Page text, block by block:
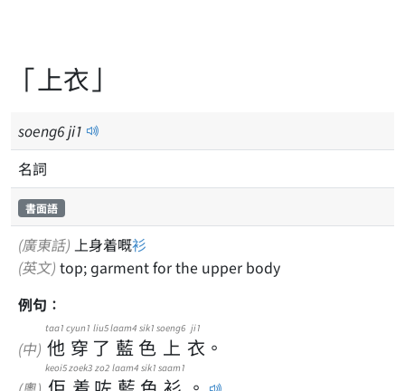
「上衣」
soeng6ji1
名詞
書面語
(廣東話) 上身着嘅衫
(英文) top; garment for the upper body
例句：
(中) 他
taa1
穿
cyun1
了
liu5
藍
laam4
色
sik1
上
soeng6
衣
ji1
。
keoi5 zoek3 zo2 laam4 sik1 saam1